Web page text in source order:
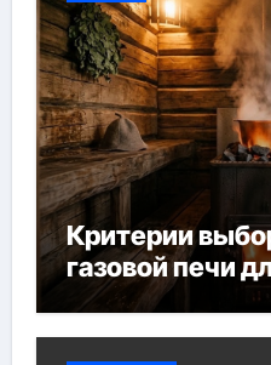
Критерии
газовой печи